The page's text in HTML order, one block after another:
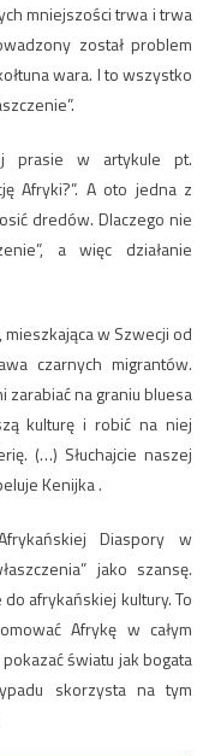
mniejszości trwa i trwa
został problem
wara. I to wszystko
prasie w artykule pt.
Afryki?”. A oto jedna z
dredów. Dlaczego nie
a więc działanie
w Szwecji od
czarnych migrantów.
na graniu bluesa
kulturę i robić na niej
(…) Słuchajcie naszej
Kenijka .
Diaspory w
jako szansę.
afrykańskiej kultury. To
Afrykę w całym
światu jak bogata
skorzysta na tym